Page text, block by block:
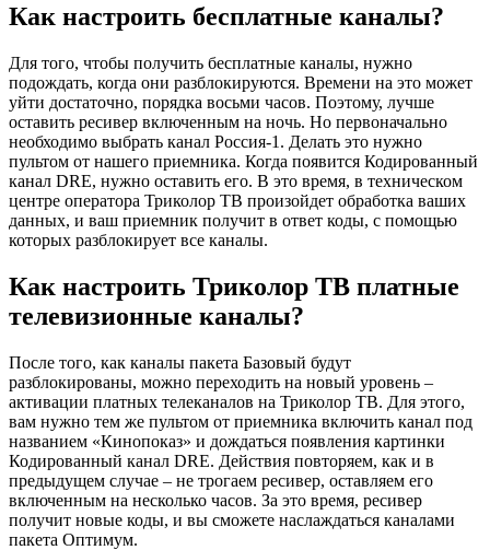
Как настроить бесплатные каналы?
Для того, чтобы получить бесплатные каналы, нужно
подождать, когда они разблокируются. Времени на это может
уйти достаточно, порядка восьми часов. Поэтому, лучше
оставить ресивер включенным на ночь. Но первоначально
необходимо выбрать канал Россия-1. Делать это нужно
пультом от нашего приемника. Когда появится Кодированный
канал DRE, нужно оставить его. В это время, в техническом
центре оператора Триколор ТВ произойдет обработка ваших
данных, и ваш приемник получит в ответ коды, с помощью
которых разблокирует все каналы.
Как настроить Триколор ТВ платные
телевизионные каналы?
После того, как каналы пакета Базовый будут
разблокированы, можно переходить на новый уровень –
активации платных телеканалов на Триколор ТВ. Для этого,
вам нужно тем же пультом от приемника включить канал под
названием «Кинопоказ» и дождаться появления картинки
Кодированный канал DRE. Действия повторяем, как и в
предыдущем случае – не трогаем ресивер, оставляем его
включенным на несколько часов. За это время, ресивер
получит новые коды, и вы сможете наслаждаться каналами
пакета Оптимум.